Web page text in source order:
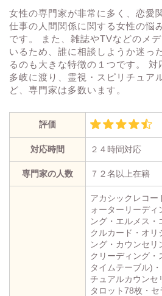
女性の専門家が非常に多く、恋愛
仕事の人間関係に関する女性の悩
です。 また、雑誌やTVなどのメ
いるため、誰に相談しようか迷っ
るのも大きな特徴の１つです。 対
多岐に渡り、霊視・スピリチュア
ど、専門家は多数います。
評価
対応時間 ２４時間対応
専門家の人数 ７２名以上在籍
アカシックレコー
ォーターリーディ
ング・エルメス・
クルカード・オリ
ング・カウンセリ
クリーディング・
タイムテーブル)
チュアルカウンセ
タロット78枚・